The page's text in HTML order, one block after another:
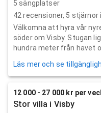
5 sängplatser
42recensioner, 5 stjärnor
Välkomna att hyra vår
söder om Visby. Stugan
hundra meter från havet
Läs mer och se
12 000 - 27 000 kr per
Stor villa i Visby